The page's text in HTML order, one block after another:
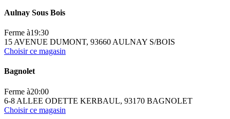
Aulnay Sous Bois
Ferme à19:30
15 AVENUE DUMONT, 93660 AULNAY S/BOIS
Choisir ce magasin
Bagnolet
Ferme à20:00
6-8 ALLEE ODETTE KERBAUL, 93170 BAGNOLET
Choisir ce magasin